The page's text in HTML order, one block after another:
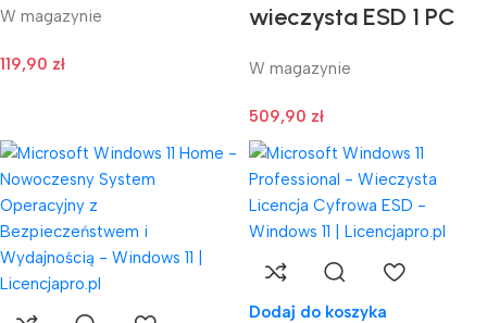
W magazynie
119,90 zł
wieczysta ESD 1 PC
W magazynie
509,90 zł
Dodaj do koszyka